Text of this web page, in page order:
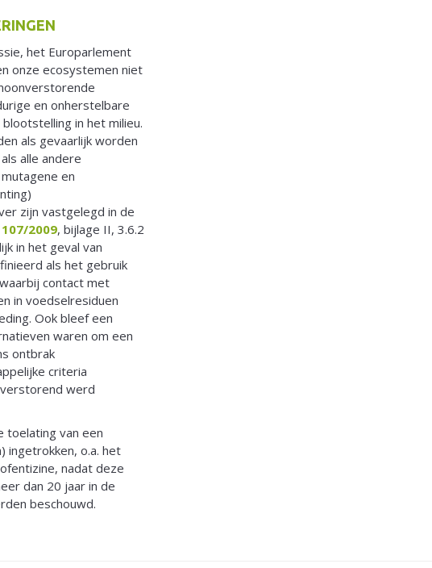
het Europarlement
onze ecosystemen niet
en onherstelbare
in het milieu.
als gevaarlijk worden
alle andere
en
zijn vastgelegd in de
2009, bijlage II, 3.6.2
in het geval van
als het gebruik
contact met
in voedselresiduen
Ook bleef een
waren om een
ontbrak
criteria
werd
toelating van een
ingetrokken, o.a. het
nadat deze
dan 20 jaar in de
beschouwd.